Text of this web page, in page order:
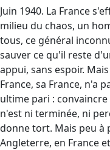
Juin 1940. La France
milieu du chaos, un
tous, ce général
sauver ce qu'il reste
appui, sans espoir.
France, sa France, n'a
ultime pari :
n'est ni terminée, ni
donne tort. Mais peu à
Angleterre, en France